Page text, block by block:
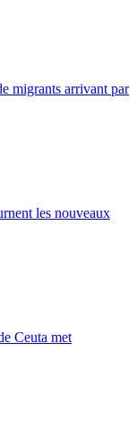
migrants arrivant par
les nouveaux
Ceuta met